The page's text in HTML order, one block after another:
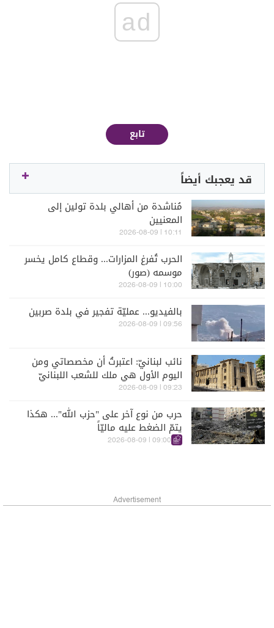
ad
تابع
قد يعجبك أيضاً
مُناشدة من أهالي بلدة تولين إلى
المعنيين
10:11 | 2026-08-09
الحرب تُفرغ المزارات... وقطاع كامل يخسر
موسمه (صور)
10:00 | 2026-08-09
بالفيديو... عمليّة تفجير في بلدة صربين
09:56 | 2026-08-09
نائب لبنانيّ: اعتبرتُ أن مخصصاتي ومن
اليوم الأول هي ملك للشعب اللبنانيّ
09:23 | 2026-08-09
حرب من نوع آخر على "حزب الله"... هكذا
يتمّ الضغط عليه ماليّاً
09:00 | 2026-08-09
Advertisement